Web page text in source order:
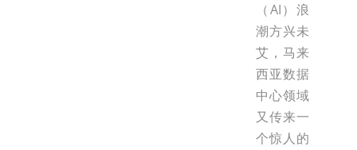
（AI）浪
潮方兴未
艾，马来
西亚数据
中心领域
又传来一
个惊人的